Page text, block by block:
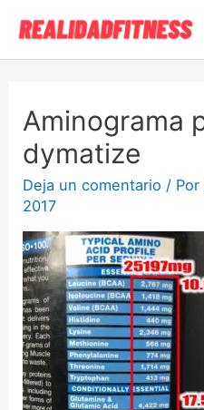
Aminograma
dymatize
Deja un comentario / Por
2017